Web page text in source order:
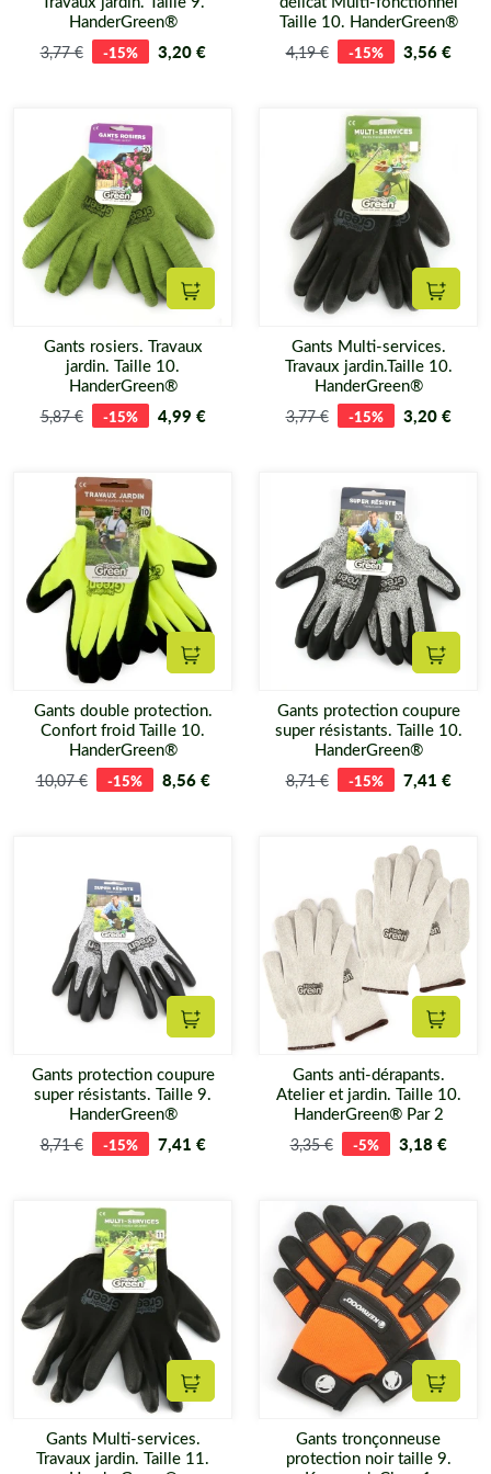
HanderGreen®
3,77 € -15% 3,20 €
Taille 10. HanderGreen®
4,19 € -15% 3,56 €
Ajouter au panier
Gants rosiers. Travaux
jardin. Taille 10.
HanderGreen®
5,87 € -15% 4,99 €
Gants Multi-services.
Travaux jardin.Taille 10.
HanderGreen®
3,77 € -15% 3,20 €
Ajouter au panier
Gants double protection.
Confort froid Taille 10.
HanderGreen®
10,07 € -15% 8,56 €
Gants protection coupure
super résistants. Taille 10.
HanderGreen®
8,71 € -15% 7,41 €
Ajouter au panier
Gants protection coupure
super résistants. Taille 9.
HanderGreen®
8,71 € -15% 7,41 €
Gants anti-dérapants.
Atelier et jardin. Taille 10.
HanderGreen® Par 2
3,35 € -5% 3,18 €
Ajouter au panier
Gants Multi-services.
Travaux jardin. Taille 11.
Gants tronçonneuse
protection noir taille 9.